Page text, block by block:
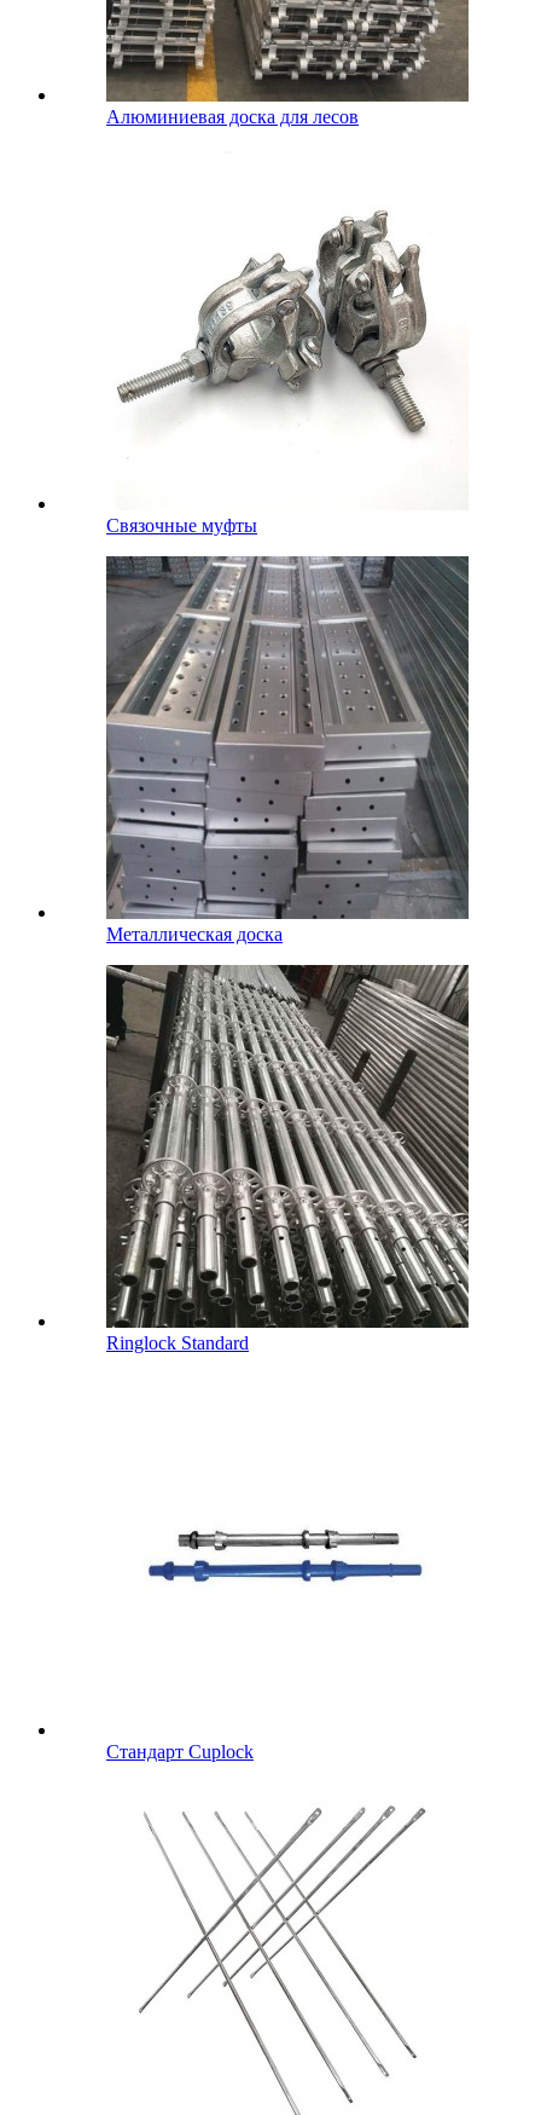
Алюминиевая доска для лесов
Связочные муфты
Металлическая доска
Ringlock Standard
Стандарт Cuplock